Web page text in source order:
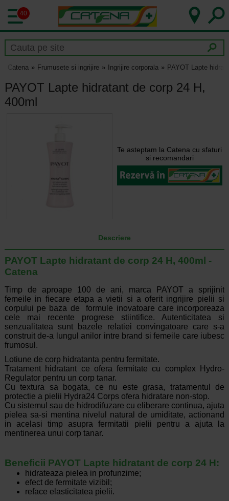
40
Catena Frumusete si ingrijire Ingrijire corporala PAYOT Lapte
PAYOT Lapte hidratant de corp 24 H,
400ml
Te asteptam la Catena cu sfaturi
si recomandari
Descriere
PAYOT Lapte hidratant de corp 24 H, 400ml -
Catena
Timp de aproape 100 de ani, marca PAYOT a sprijinit
femeile in fiecare etapa a vietii si a oferit ingrijire pielii si
corpului pe baza de formule inovatoare care incorporeaza
cele mai recente progrese stiintifice. Autenticitatea si
senzualitatea sunt bazele relatiei convingatoare care s-a
construit de-a lungul anilor intre brand si femeile care iubesc
frumosul.
Lotiune de corp hidratanta pentru fermitate.
Tratament hidratant ce ofera fermitate cu complex Hydro-
Regulator pentru un corp tanar.
Cu textura sa bogata, ce nu este grasa, tratamentul de
protectie a pielii Hydra24 Corps ofera hidratare non-stop.
Cu sistemul sau de hidrodifuzare cu eliberare continua, ajuta
pielea sa-si mentina nivelul natural de umiditate, actionand
in acelasi timp asupra fermitatii pielii pentru a ajuta la
mentinerea unui corp tanar.
Beneficii PAYOT Lapte hidratant de corp 24 H:
hidrateaza pielea in profunzime;
efect de fermitate vizibil;
reface elasticitatea pielii.